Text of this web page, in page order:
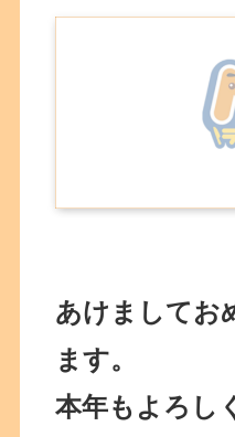
あけましてお
ます。
本年もよろし